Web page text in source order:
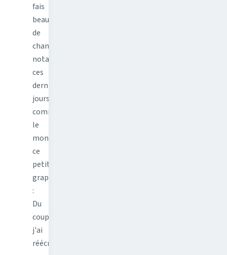
fais
beaucoup
de
changements,
notamment
ces
derniers
jours
comme
le
montre
ce
petit
graphique
:
Du
coup,
j'ai
réécris